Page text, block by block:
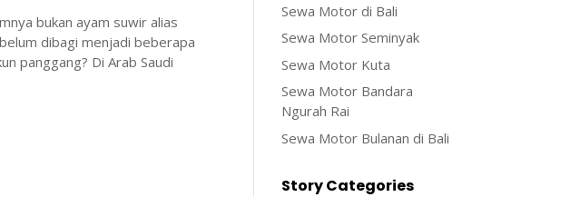
bukan ayam suwir alias
dibagi menjadi beberapa
panggang? Di Arab Saudi
Sewa Motor di Bali
Sewa Motor Seminyak
Sewa Motor Kuta
Sewa Motor Bandara
Ngurah Rai
Sewa Motor Bulanan di Bali
Story Categories